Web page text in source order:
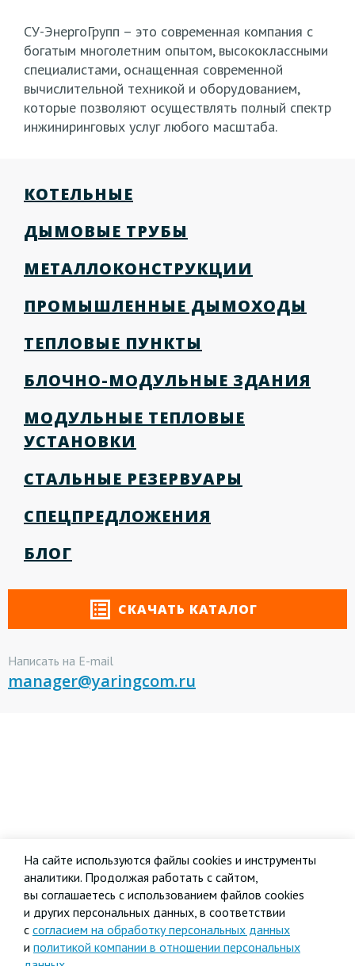
СУ-ЭнергоГрупп – это современная компания с
богатым многолетним опытом, высококлассными
специалистами, оснащенная современной
вычислительной техникой и оборудованием,
которые позволяют осуществлять полный спектр
инжиниринговых услуг любого масштаба.
КОТЕЛЬНЫЕ
ДЫМОВЫЕ ТРУБЫ
МЕТАЛЛОКОНСТРУКЦИИ
ПРОМЫШЛЕННЫЕ ДЫМОХОДЫ
ТЕПЛОВЫЕ ПУНКТЫ
БЛОЧНО-МОДУЛЬНЫЕ ЗДАНИЯ
МОДУЛЬНЫЕ ТЕПЛОВЫЕ
УСТАНОВКИ
СТАЛЬНЫЕ РЕЗЕРВУАРЫ
СПЕЦПРЕДЛОЖЕНИЯ
БЛОГ
СКАЧАТЬ КАТАЛОГ
Написать на E-mail
manager@yaringcom.ru
На сайте используются файлы cookies и инструменты
аналитики. Продолжая работать с сайтом,
вы соглашаетесь с использованием файлов cookies
и других персональных данных, в соответствии
с согласием на обработку персональных данных
и политикой компании в отношении персональных